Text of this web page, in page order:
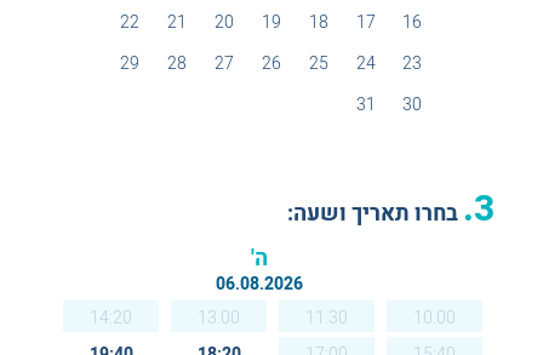
16
17
18
19
20
21
22
23
24
25
26
27
28
29
30
31
3. בחרו תאריך ושעה:
ה'
06.08.2026
10:00
11:30
13:00
14:20